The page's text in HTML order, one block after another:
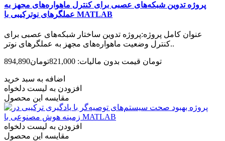
پروژه تدوین شبکه‌های عصبی برای کنترل ماهواره‌های مجهز به
عملگرهای نوترکیبی با MATLAB
عنوان کامل پروژه:پروژه تدوین ساختار شبکه‌های عصبی برای
کنترل وضعیت ماهواره‌های مجهز به عملگرهای نوتر..
894,890تومان قیمت بدون مالیات: 821,000تومان
اضافه به سبد خرید
افزودن به لیست دلخواه
مقایسه این محصول
افزودن به لیست دلخواه
مقایسه این محصول